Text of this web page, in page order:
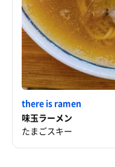
there is ramen
味玉ラーメン
たまごスキー